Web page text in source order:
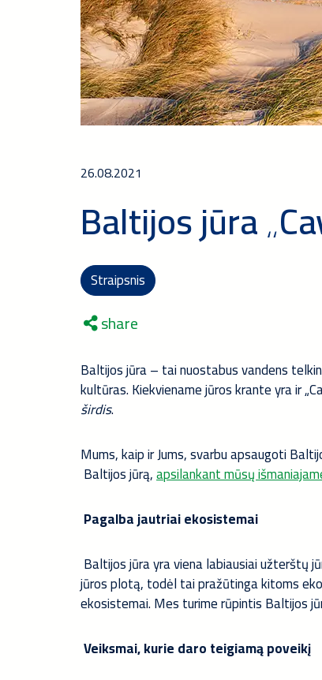
26.08.2021
Baltijos jūra
Straipsnis
share
Baltijos jūra – tai nuostabus vandens
kultūras. Kiekviename jūros krante yra ir
širdis.
Mums, kaip ir Jums, svarbu apsaugoti
Baltijos jūrą,apsilankant mūsų
Pagalba jautriai ekosistemai
Baltijos jūra yra viena labiausiai užterštų
jūros plotą, todėl tai pražūtinga kitoms
ekosistemai. Mes turime rūpintis Baltijos
Veiksmai, kurie daro teigiamą poveikį